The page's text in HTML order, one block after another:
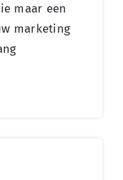
maar een
marketing